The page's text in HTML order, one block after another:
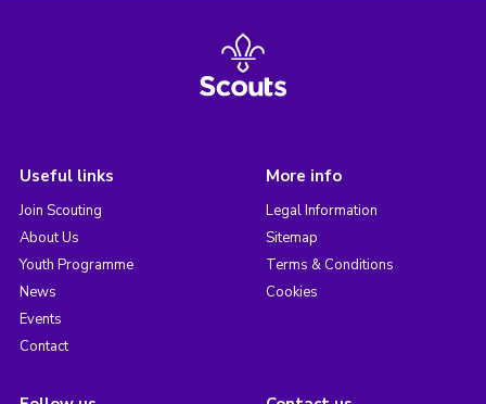
Useful links
Join Scouting
About Us
Youth Programme
News
Events
Contact
More info
Legal Information
Sitemap
Terms & Conditions
Cookies